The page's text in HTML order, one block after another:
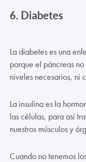
6.Diabetes
La diabetes es una
porque el páncreas
niveles necesarios, ni
La insulina es la
las células, para así
nuestros músculos y
Cuando no tenemos